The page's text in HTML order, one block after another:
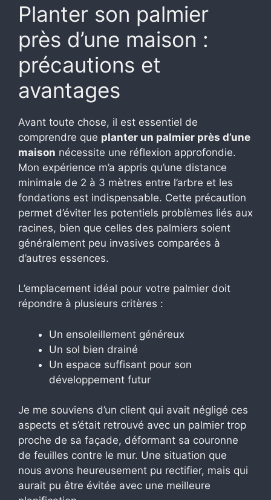
Planter son palmier
près d’une maison :
précautions et
avantages
Avant toute chose, il est essentiel de
comprendre que planter un palmier près d’une
maison nécessite une réflexion approfondie.
Mon expérience m’a appris qu’une distance
minimale de 2 à 3 mètres entre l’arbre et les
fondations est indispensable. Cette précaution
permet d’éviter les potentiels problèmes liés aux
racines, bien que celles des palmiers soient
généralement peu invasives comparées à
d’autres essences.
L’emplacement idéal pour votre palmier doit
répondre à plusieurs critères :
Un ensoleillement généreux
Un sol bien drainé
Un espace suffisant pour son
développement futur
Je me souviens d’un client qui avait négligé ces
aspects et s’était retrouvé avec un palmier trop
proche de sa façade, déformant sa couronne
de feuilles contre le mur. Une situation que
nous avons heureusement pu rectifier, mais qui
aurait pu être évitée avec une meilleure